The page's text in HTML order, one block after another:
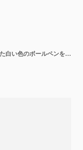
クリッピングパスで白い背景に分離された白い色のボールペンを閉じる